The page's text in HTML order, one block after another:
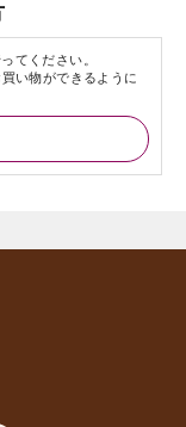
てください。
い物ができるように